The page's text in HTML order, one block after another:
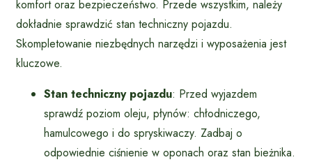
komfort oraz bezpieczeństwo. Przede wszystkim, należy
dokładnie sprawdzić stan techniczny pojazdu.
Skompletowanie niezbędnych narzędzi i wyposażenia jest
kluczowe.
Stan techniczny pojazdu: Przed wyjazdem
sprawdź poziom oleju, płynów: chłodniczego,
hamulcowego i do spryskiwaczy. Zadbaj o
odpowiednie ciśnienie w oponach oraz stan bieżnika.